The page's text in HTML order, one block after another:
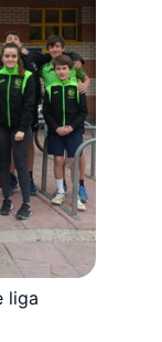
liga